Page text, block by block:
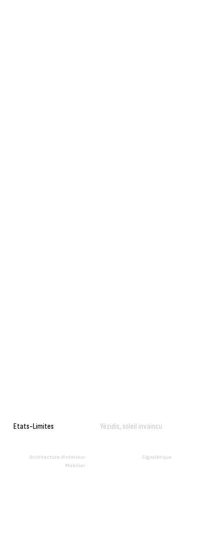
Etats-Limites Yézidis, soleil invaincu
Architecture d'intérieur
Mobilier
Signalétique